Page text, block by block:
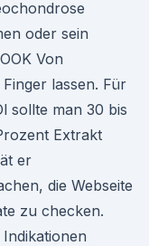
oder sein
Von
lassen. Für
sollte man 30 bis
Extrakt
er
die Webseite
zu checken.